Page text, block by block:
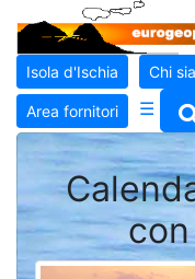
Isola d'Ischia Chi
Area fornitori ☰